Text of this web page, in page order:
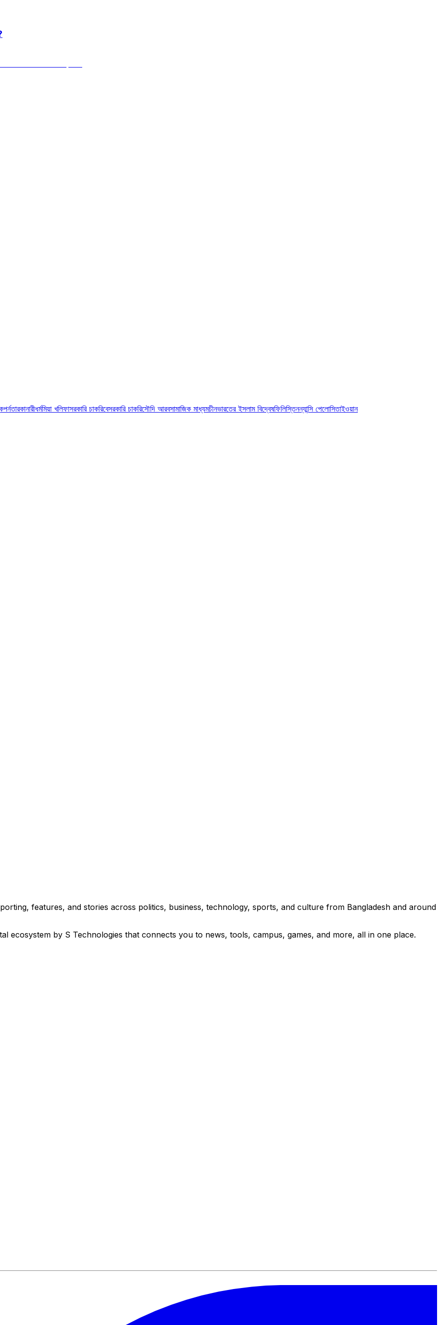
পর্নতারকানারীধর্মমিয়া খলিফাসরকারি চাকরিবেসরকারি চাকরিসৌদি আরবসামাজিক মাধ্যমচীনভারতের ইসলাম বিদ্বেষফিলিস্তিনন্যান্সি পেলোসিতাইওয়ান
features, and stories across politics, business, technology, sports, and culture from Bangladesh and around
ecosystem by S Technologies that connects you to news, tools, campus, games, and more, all in one place.